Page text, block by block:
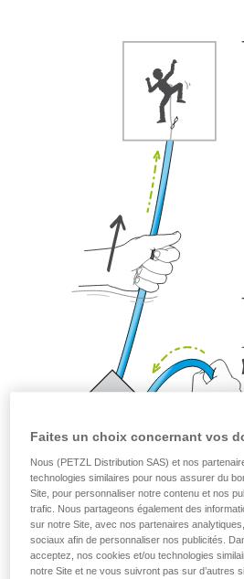
d’informations.
Maîtriser ces techniques
formation et un
avec un professionnel
la manipulation, seul, en
de la reproduire en
Nous donnons des
liées à votre activité. Il peut
que nous ne décrivons pas
Faites un choix concernant vos
Nous (PETZL Distribution SAS) et nos
technologies similaires pour nous assurer du
Site, pour personnaliser notre contenu et nos
trafic. Nous partageons également des
sur notre Site, avec nos partenaires
sociaux afin de personnaliser nos publicités.
acceptez, nos cookies et/ou technologies
notre Site et ne vous suivront pas sur d’autres